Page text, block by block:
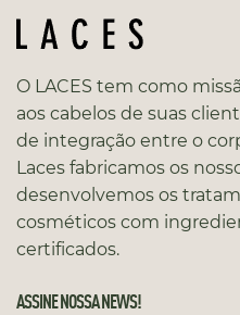
O LACES tem como
aos cabelos de suas
de integração entre o
Laces fabricamos os
desenvolvemos os
cosméticos com
certificados.
ASSINE NOSSA NEWS!